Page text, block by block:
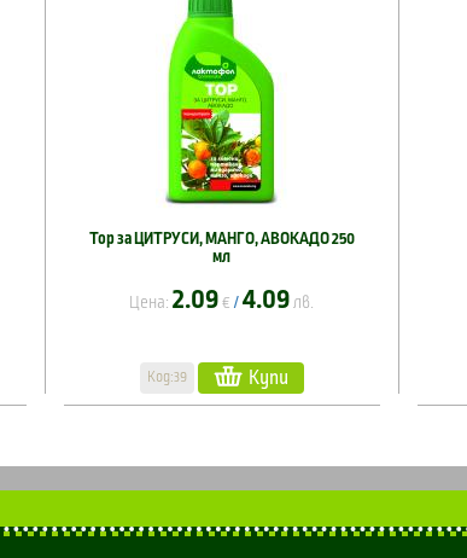
Тор за ЦИТРУСИ, МАНГО, АВОКАДО 250
мл
Цена: 2.09 € /4.09 лв.
Код:39 Купи